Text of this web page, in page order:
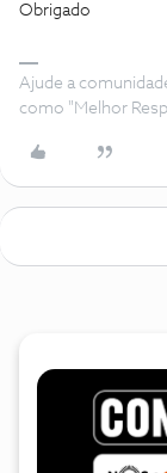
Obrigado
Ajude a
como "Melhor